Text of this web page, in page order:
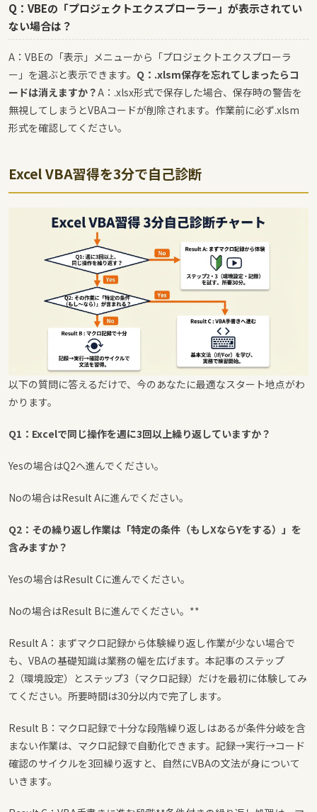
Q：VBEの「プロジェクトエクスプローラー」が表示されてい
ない場合は？
A：VBEの「表示」メニューから「プロジェクトエクスプローラ
ー」を選ぶと表示できます。 Q：.xlsm保存を忘れてしまったらコ
ードは消えますか？A：.xlsx形式で保存した場合、保存時の警告を
無視してしまうとVBAコードが削除されます。作業前に必ず.xlsm
形式を確認してください。
Excel VBA習得を3分で自己診断
以下の質問に答えるだけで、今のあなたに最適なスタート地点がわ
かります。
Q1：Excelで同じ操作を週に3回以上繰り返していますか？
Yesの場合はQ2へ進んでください。
Noの場合はResult Aに進んでください。
Q2：その繰り返し作業は「特定の条件（もしXならYをする）」を
含みますか？
Yesの場合はResult Cに進んでください。
Noの場合はResult Bに進んでください。**
Result A：まずマクロ記録から体験繰り返し作業が少ない場合で
も、VBAの基礎知識は業務の幅を広げます。本記事のステップ
2（環境設定）とステップ3（マクロ記録）だけを最初に体験してみ
てください。所要時間は30分以内で完了します。
Result B：マクロ記録で十分な段階繰り返しはあるが条件分岐を含
まない作業は、マクロ記録で自動化できます。記録→実行→コード
確認のサイクルを3回繰り返すと、自然にVBAの文法が身について
いきます。